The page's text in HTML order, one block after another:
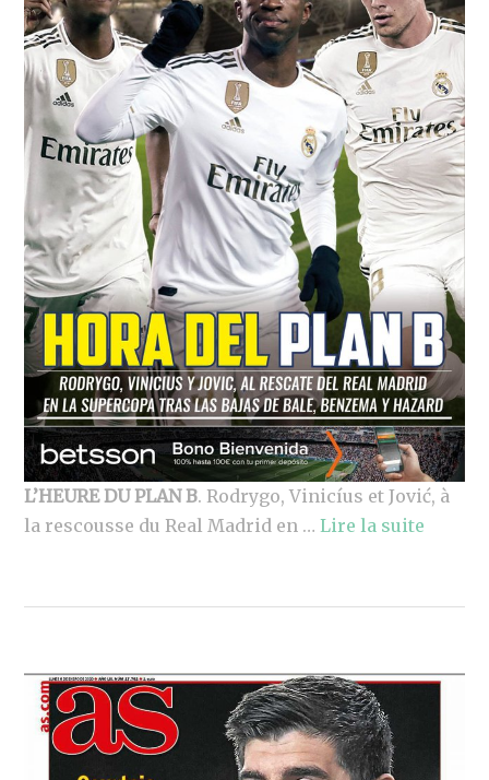
L’HEURE DU PLAN B. Rodrygo, Vinicíus et Jović, à
la rescousse du Real Madrid en …Lire la suite